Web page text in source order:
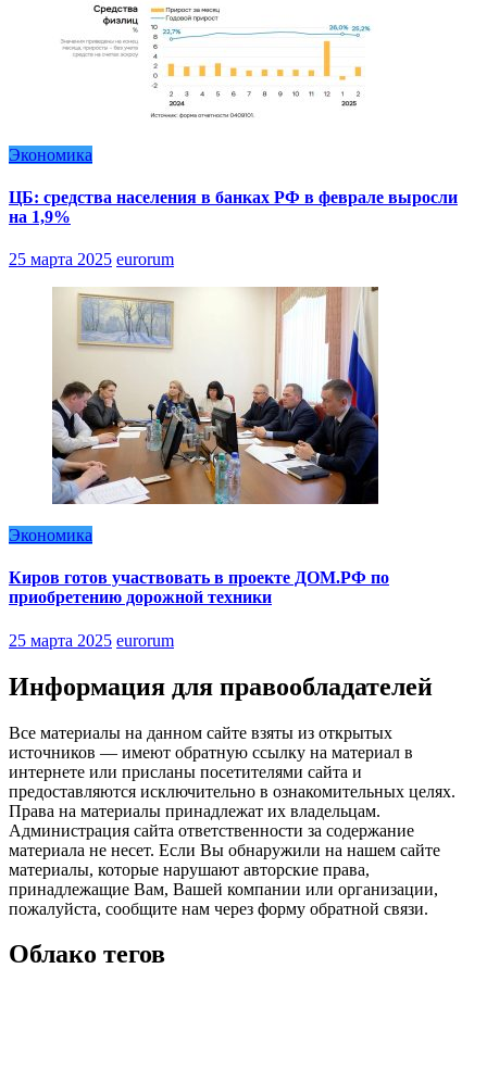
Экономика
ЦБ: средства населения в банках РФ в феврале выросли
на 1,9%
25 марта 2025 eurorum
Экономика
Киров готов участвовать в проекте ДОМ.РФ по
приобретению дорожной техники
25 марта 2025 eurorum
Информация для правообладателей
Все материалы на данном сайте взяты из открытых
источников — имеют обратную ссылку на материал в
интернете или присланы посетителями сайта и
предоставляются исключительно в ознакомительных целях.
Права на материалы принадлежат их владельцам.
Администрация сайта ответственности за содержание
материала не несет. Если Вы обнаружили на нашем сайте
материалы, которые нарушают авторские права,
принадлежащие Вам, Вашей компании или организации,
пожалуйста, сообщите нам через форму обратной связи.
Облако тегов